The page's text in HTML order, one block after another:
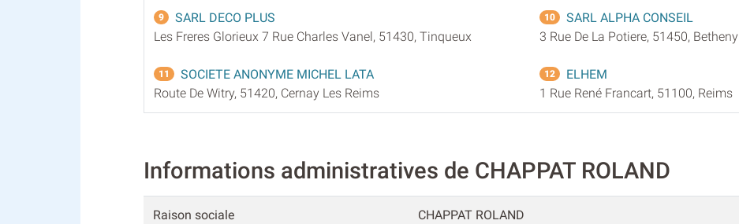
9
SARL DECO PLUS
Les Freres Glorieux 7 Rue Charles Vanel, 51430, Tinqueux
10
SARL ALPHA CONSEIL
3 Rue De La Potiere, 51450, Betheny
11
SOCIETE ANONYME MICHEL LATA
Route De Witry, 51420, Cernay Les Reims
12
ELHEM
1 Rue René Francart, 51100, Reims
Informations administratives de CHAPPAT ROLAND
Raison sociale CHAPPAT ROLAND